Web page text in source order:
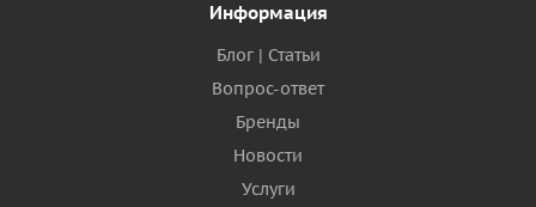
Информация
Блог | Статьи
Вопрос-ответ
Бренды
Новости
Услуги